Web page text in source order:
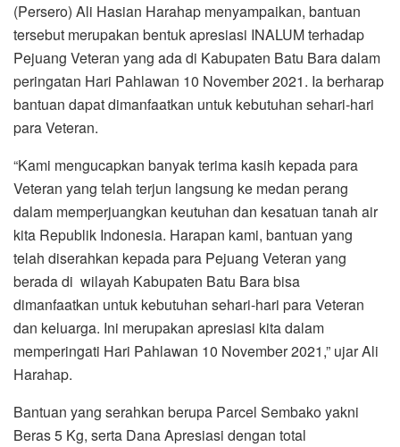
(Persero) Ali Hasian Harahap menyampaikan, bantuan
tersebut merupakan bentuk apresiasi INALUM terhadap
Pejuang Veteran yang ada di Kabupaten Batu Bara dalam
peringatan Hari Pahlawan 10 November 2021. Ia berharap
bantuan dapat dimanfaatkan untuk kebutuhan sehari-hari
para Veteran.
“Kami mengucapkan banyak terima kasih kepada para
Veteran yang telah terjun langsung ke medan perang
dalam memperjuangkan keutuhan dan kesatuan tanah air
kita Republik Indonesia. Harapan kami, bantuan yang
telah diserahkan kepada para Pejuang Veteran yang
berada di wilayah Kabupaten Batu Bara bisa
dimanfaatkan untuk kebutuhan sehari-hari para Veteran
dan keluarga. Ini merupakan apresiasi kita dalam
memperingati Hari Pahlawan 10 November 2021,” ujar Ali
Harahap.
Bantuan yang serahkan berupa Parcel Sembako yakni
Beras 5 Kg, serta Dana Apresiasi dengan total